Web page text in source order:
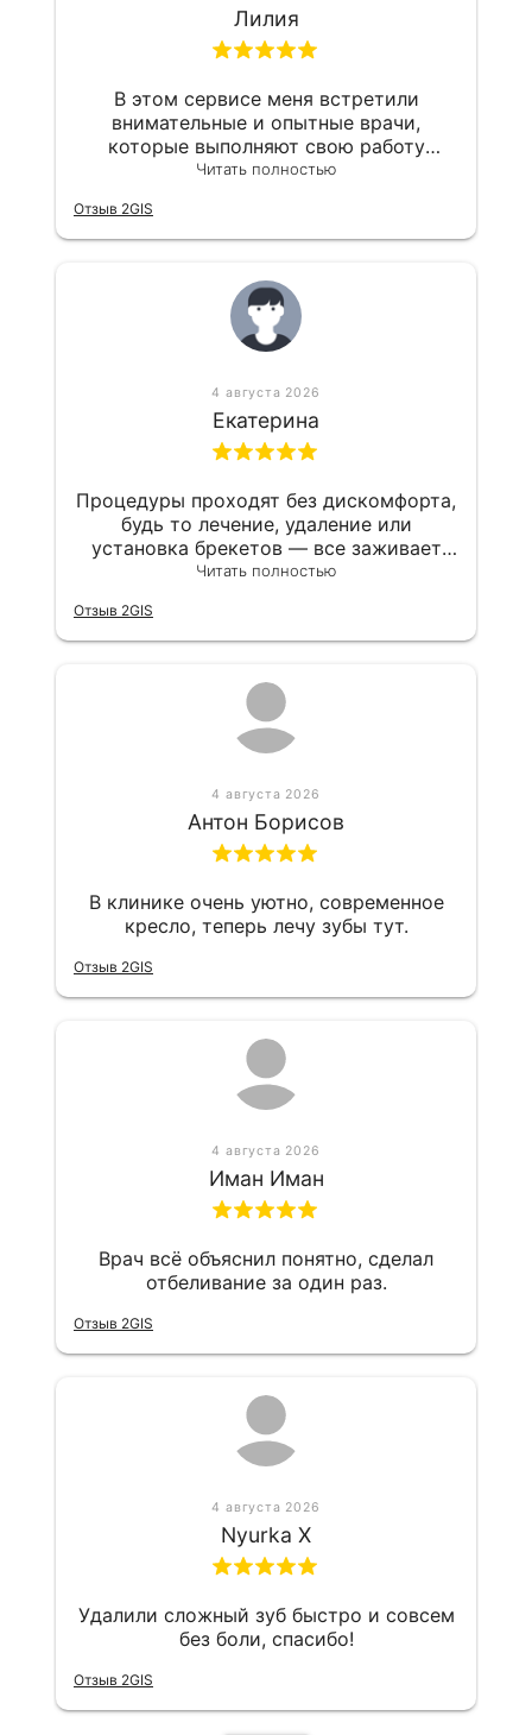
Лилия
В этом сервисе меня встретили
внимательные и опытные врачи,
которые выполняют свою работу
тщательно и аккуратно. Я прохожу
прикус, и сейчас готовлюсь к снятию
конструкции. Доктор Гоар Альбертовна
доброжелательную атмосферу, с ней
просто общаться, и она всегда делится
полезными советами по уходу за
зубами.
Читать полностью
Отзыв 2GIS
4 августа 2026
Екатерина
Процедуры проходят без дискомфорта,
будь то лечение, удаление или
установка брекетов — все заживает
хорошо и без осложнений. Я посещаю
успела оценить уровень сервиса. Все
проходит быстро и без боли, врачи и
устраивает, что здесь подбирают
оптимальные варианты, не предлагая
ничего лишнего. В клинике царит
уютная, доброжелательная обстановка.
Читать полностью
Отзыв 2GIS
4 августа 2026
Антон Борисов
В клинике очень уютно, современное
кресло, теперь лечу зубы тут.
Отзыв 2GIS
4 августа 2026
Иман Иман
Врач всё объяснил понятно, сделал
отбеливание за один раз.
Отзыв 2GIS
4 августа 2026
Nyurka X
Удалили сложный зуб быстро и совсем
без боли, спасибо!
Отзыв 2GIS